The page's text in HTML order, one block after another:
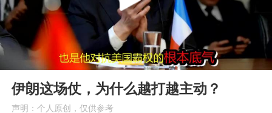
四川宜宾5.5级地震后余震为何不断
上海中心城区暴雨预警由橙变红
2026年7月份居民消费价格同比上涨0.5%
武契奇会见泽连斯基有何意图
Play
10:53
伊朗这场仗，为什么越打越主动？
声明：个人原创，仅供参考